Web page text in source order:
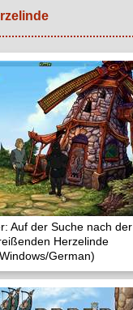
Auf der Suche nach der
Herzelinde
German)